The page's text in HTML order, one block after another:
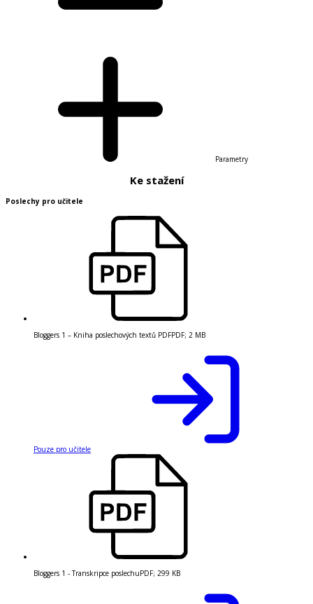
Parametry
Ke stažení
Poslechy pro učitele
Bloggers 1 – Kniha poslechových textů PDFPDF; 2 MB
Pouze pro učitele
Bloggers 1 - Transkripce poslechuPDF; 299 KB